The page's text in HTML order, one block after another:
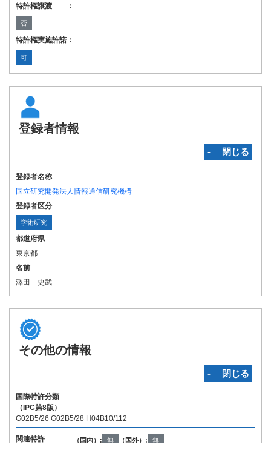
特許権譲渡 ：
否
特許権実施許諾：
可
登録者情報
‐ 閉じる
登録者名称
国立研究開発法人情報通信研究機構
登録者区分
学術研究
都道府県
東京都
名前
澤田 史武
その他の情報
‐ 閉じる
国際特許分類
（IPC第8版）
G02B5/26 G02B5/28 H04B10/112
関連特許 （国内）: 無 （国外）: 無